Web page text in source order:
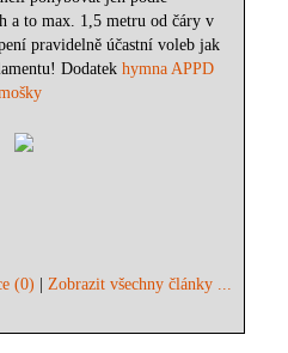
a to max. 1,5 metru od čáry v
pravidelně účastní voleb jak
Dodatekhymna APPD
(0) |Zobrazit všechny články ...